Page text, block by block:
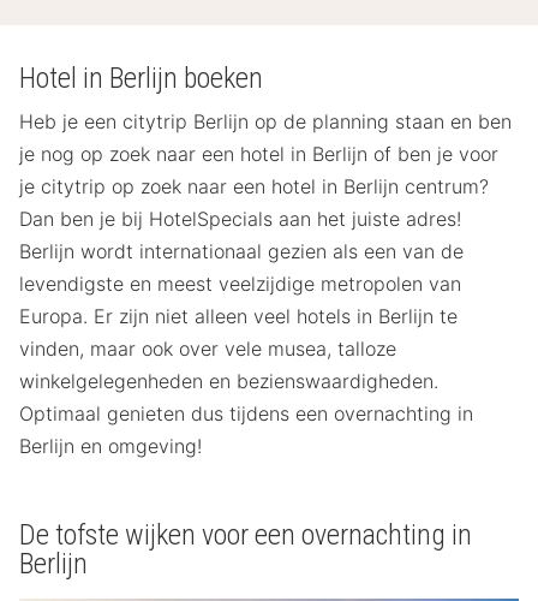
Hotel in Berlijn boeken
Heb je een citytrip Berlijn op de planning staan en ben
je nog op zoek naar een hotel in Berlijn of ben je voor
je citytrip op zoek naar een hotel in Berlijn centrum?
Dan ben je bij HotelSpecials aan het juiste adres!
Berlijn wordt internationaal gezien als een van de
levendigste en meest veelzijdige metropolen van
Europa. Er zijn niet alleen veel hotels in Berlijn te
vinden, maar ook over vele musea, talloze
winkelgelegenheden en bezienswaardigheden.
Optimaal genieten dus tijdens een overnachting in
Berlijn en omgeving!
De tofste wijken voor een overnachting in
Berlijn